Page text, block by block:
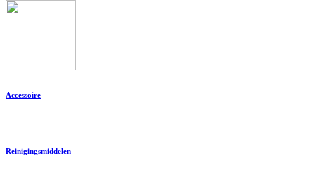
Accessoire
Reinigingsmiddelen